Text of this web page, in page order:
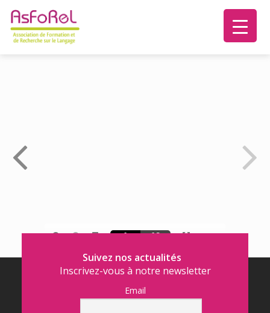
Suivez nos actualités
Inscrivez-vous à notre newsletter
Email